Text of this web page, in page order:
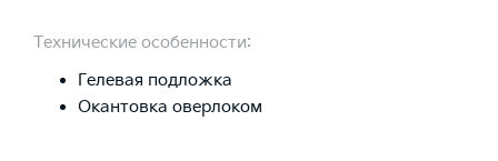
Технические особенности:
Гелевая подложка
Окантовка оверлоком